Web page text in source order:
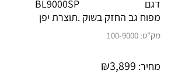
דגם BL9000SP
מפוח גב החזק בשוק .תוצרת יפן
מק"ט: 100-9000
מחיר: ₪3,899